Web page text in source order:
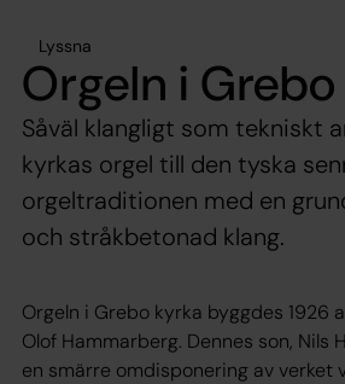
Lyssna
Orgeln i
Såväl klangligt som tekniskt
kyrkas orgel till den tyska
orgeltraditionen med en
och stråkbetonad klang.
Orgeln i Grebo kyrka byggdes 1926
Olof Hammarberg. Dennes son, Nils
en smärre omdisponering av verket